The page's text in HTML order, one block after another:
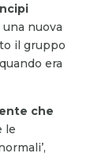
nuova
il gruppo
era
che
le